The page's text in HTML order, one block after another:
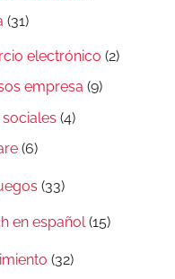
(31)
electrónico (2)
empresa (9)
sociales (4)
(6)
(33)
en español (15)
(32)